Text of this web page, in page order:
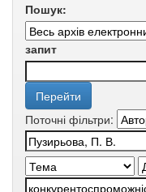
Пошук:
запит
Поточні фільтри: